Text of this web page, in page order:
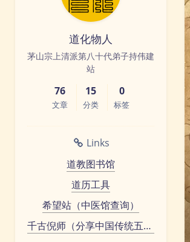
道化物人
茅山宗上清派第八十代弟子持伟建
站
76
文章
15
分类
0
标签
Links
道教图书馆
道历工具
希望站（中医馆查询）
千古倪师（分享中国传统五术）